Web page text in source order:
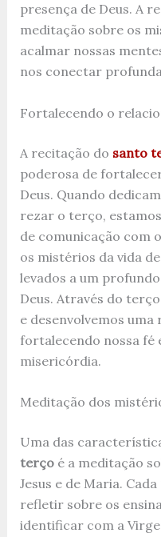
presença de Deus. A
meditação sobre os
acalmar nossas
nos conectar
Fortalecendo o
A recitação do santo
poderosa de
Deus. Quando
rezar o terço,
de comunicação com
os mistérios da vida
levados a um
Deus. Através do
e desenvolvemos uma
fortalecendo nossa fé
misericórdia.
Meditação dos
Uma das
terço é a meditação
Jesus e de Maria.
refletir sobre os
identificar com a